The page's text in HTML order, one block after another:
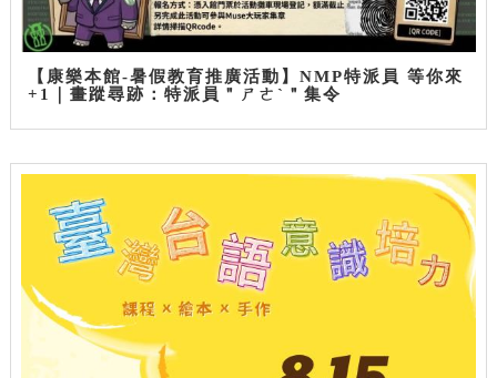
【康樂本館-暑假教育推廣活動】NMP特派員 等你來
+1｜畫蹤尋跡：特派員＂ㄕㄜˋ＂集令